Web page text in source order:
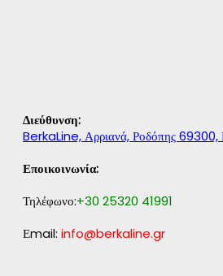
Διεύθυνση:
BerkaLine, Αρριανά, Ροδόπης 69300,
Εποικοινωνία:
Τηλέφωνο:+30 25320 41991
Εmail: info@berkaline.gr